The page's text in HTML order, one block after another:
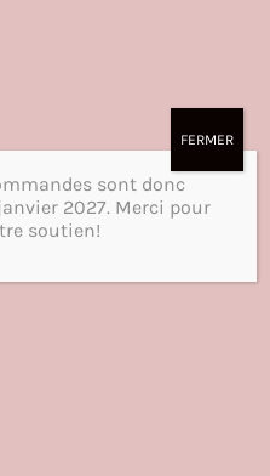
sont donc
2027. Merci pour
soutien!
FERMER